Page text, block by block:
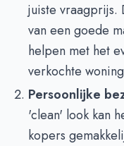
juiste vraagprijs.
van een goede
helpen met het
verkochte
Persoonlijke
'clean' look kan
kopers